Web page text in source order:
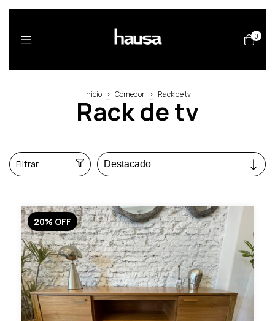
0
Inicio > Comedor > Rack de tv
Rack de tv
Filtrar
20% OFF